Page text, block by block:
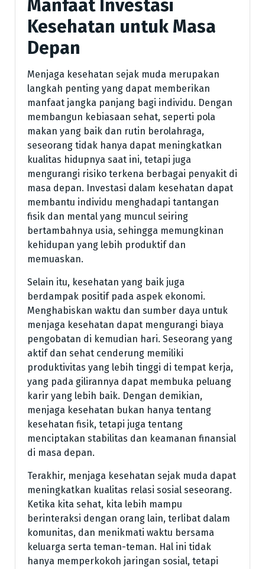
Manfaat Investasi
Kesehatan untuk Masa
Depan
Menjaga kesehatan sejak muda merupakan
langkah penting yang dapat memberikan
manfaat jangka panjang bagi individu. Dengan
membangun kebiasaan sehat, seperti pola
makan yang baik dan rutin berolahraga,
seseorang tidak hanya dapat meningkatkan
kualitas hidupnya saat ini, tetapi juga
mengurangi risiko terkena berbagai penyakit di
masa depan. Investasi dalam kesehatan dapat
membantu individu menghadapi tantangan
fisik dan mental yang muncul seiring
bertambahnya usia, sehingga memungkinan
kehidupan yang lebih produktif dan
memuaskan.
Selain itu, kesehatan yang baik juga
berdampak positif pada aspek ekonomi.
Menghabiskan waktu dan sumber daya untuk
menjaga kesehatan dapat mengurangi biaya
pengobatan di kemudian hari. Seseorang yang
aktif dan sehat cenderung memiliki
produktivitas yang lebih tinggi di tempat kerja,
yang pada gilirannya dapat membuka peluang
karir yang lebih baik. Dengan demikian,
menjaga kesehatan bukan hanya tentang
kesehatan fisik, tetapi juga tentang
menciptakan stabilitas dan keamanan finansial
di masa depan.
Terakhir, menjaga kesehatan sejak muda dapat
meningkatkan kualitas relasi sosial seseorang.
Ketika kita sehat, kita lebih mampu
berinteraksi dengan orang lain, terlibat dalam
komunitas, dan menikmati waktu bersama
keluarga serta teman-teman. Hal ini tidak
hanya memperkokoh jaringan sosial, tetapi